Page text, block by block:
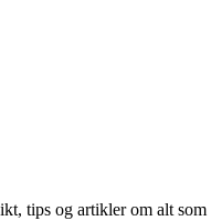
tips og artikler om alt som